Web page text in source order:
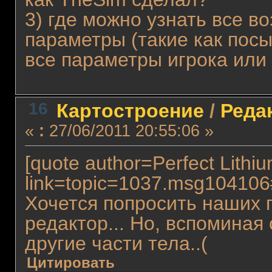
3) где можно узнать все
параметры (такие как
все параметры игрока или
16 Картостроение /
« : 27/06/2011 20:55:06 »
[quote author=Perfect
Хочется попросить наших
редактор... Но, вспоминая
другие части тела..(
Цитировать